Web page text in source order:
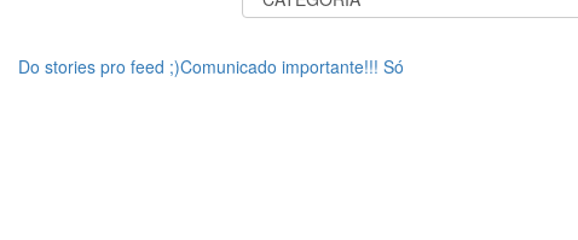
Do stories pro feed ;)Comunicado importante!!! Só